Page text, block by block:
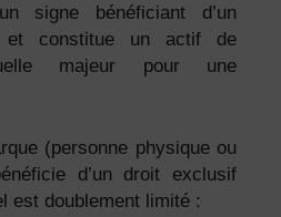
signe bénéficiant d’un
et constitue un actif de
majeur pour une
(personne physique ou
d’un droit exclusif
est doublement limité :